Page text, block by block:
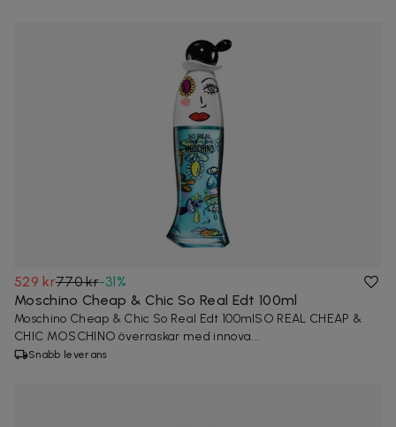
529 kr770 kr-31%
Moschino Cheap & Chic So Real Edt 100ml
Moschino Cheap & Chic So Real Edt 100mlSO REAL CHEAP &
CHIC MOSCHINO överraskar med innova...
Snabb leverans